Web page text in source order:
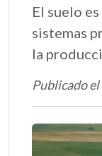
El suelo
sistemas
la
Publicado